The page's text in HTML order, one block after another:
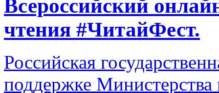
Всероссийский
чтения #ЧитайФест.
Российская
поддержке Министерства